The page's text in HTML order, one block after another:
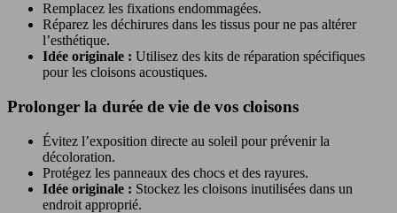
Remplacez les fixations endommagées.
Réparez les déchirures dans les tissus pour ne pas altérer
l’esthétique.
Idée originale : Utilisez des kits de réparation spécifiques
pour les cloisons acoustiques.
Prolonger la durée de vie de vos cloisons
Évitez l’exposition directe au soleil pour prévenir la
décoloration.
Protégez les panneaux des chocs et des rayures.
Idée originale : Stockez les cloisons inutilisées dans un
endroit approprié.